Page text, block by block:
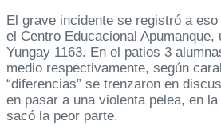
El grave incidente se registró a
el Centro Educacional Apumanque,
Yungay 1163. En el patios 3
medio respectivamente, según
“diferencias” se trenzaron en
en pasar a una violenta pelea, en
sacó la peor parte.